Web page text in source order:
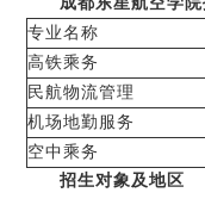
专业名称
高铁乘务
民航物流管理
机场地勤服务
空中乘务
招生对象及地区